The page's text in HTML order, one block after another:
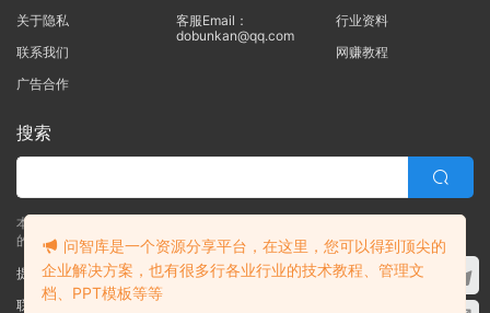
关于隐私
联系我们
广告合作
客服Email：
dobunkan@qq.com
行业资料
网赚教程
搜索
本站的所有资源均由本站的站长及合作伙伴整理发布，80%的内容为合作伙伴
的职场实战干货！！
提交工单
联系客服
(说明需求，勿问在否)
问智库是一个资源分享平台，在这里，您可以得到顶尖的
企业解决方案，也有很多行各业行业的技术教程、管理文
档、PPT模板等等